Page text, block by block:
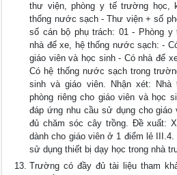
thư viện, phòng y tế trường học,
thống nước sạch - Thư viện + số
số cán bộ phụ trách: 01 - Phòng
nhà để xe, hệ thống nước sạch: -
giáo viên và học sinh - Có nhà để
Có hệ thống nước sạch trong
sinh và giáo viên. Nhận xét:
phòng riêng cho giáo viên và học
đáp ứng nhu cầu sử dụng cho giáo
đủ chăm sóc cây trồng. Đề xuất:
dành cho giáo viên ở 1 điểm lẻ
sử dụng thiết bị dạy học trong nhà
Trường có đầy đủ tài liệu tham